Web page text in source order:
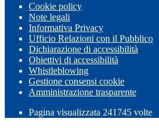
Cookie policy
Note legali
Informativa Privacy
Ufficio Relazioni con il Pubblico
Dichiarazione di accessibilità
Obiettivi di accessibilità
Whistleblowing
Gestione consensi cookie
Amministrazione trasparente
Pagina visualizzata 241745 volte